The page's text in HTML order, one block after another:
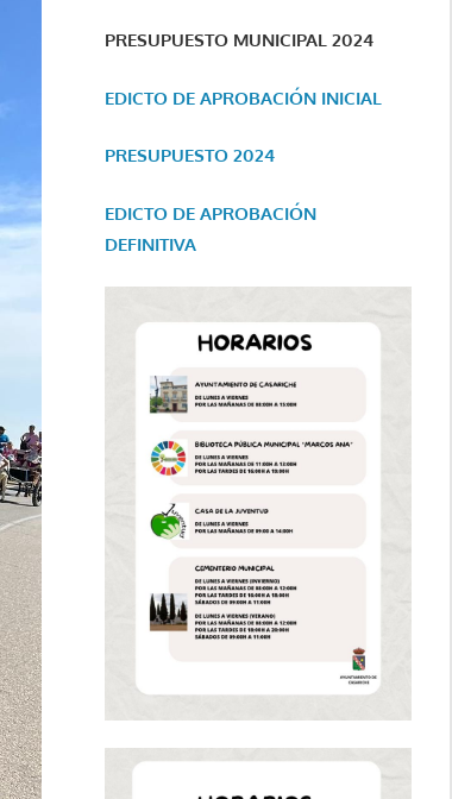
PRESUPUESTO MUNICIPAL 2024
EDICTO DE APROBACIÓN INICIAL
PRESUPUESTO 2024
EDICTO DE APROBACIÓN
DEFINITIVA